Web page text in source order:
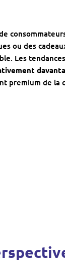
ou des
Les
premium de la